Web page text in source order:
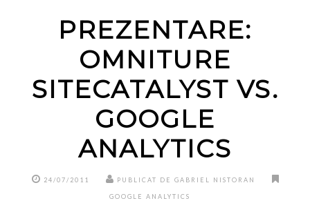
PREZENTARE:
OMNITURE
SITECATALYST VS.
GOOGLE
ANALYTICS
24/07/2011 PUBLICAT DE GABRIEL NISTORAN
GOOGLE ANALYTICS